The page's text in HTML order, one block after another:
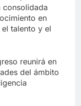
consolidada
en
talento y el
reunirá en
del ámbito